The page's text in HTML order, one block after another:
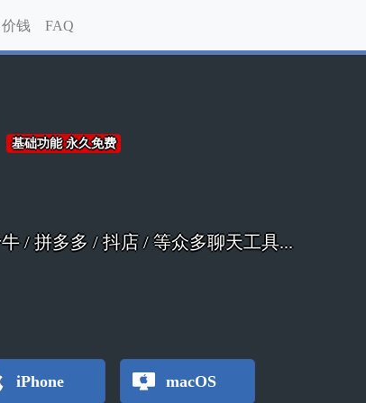
价钱 FAQ
基础功能 永久免费
/ 拼多多 / 抖店 / 等众多聊天工具...
iPhone macOS